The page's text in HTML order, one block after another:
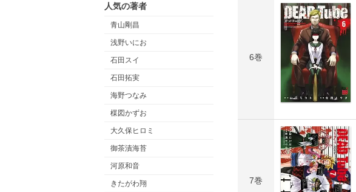
人気の著者
青山剛昌
浅野いにお
石田スイ
石田拓実
海野つなみ
楳図かずお
大久保ヒロミ
御茶漬海苔
河原和音
きたがわ翔
6巻
7巻